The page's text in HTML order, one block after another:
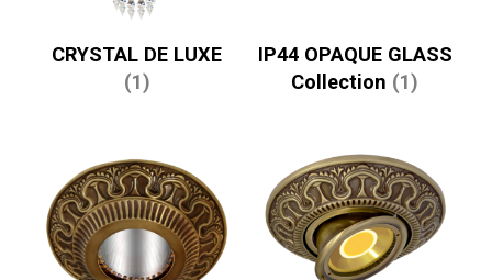
CRYSTAL DE LUXE
(1)
IP44 OPAQUE GLASS
Collection (1)